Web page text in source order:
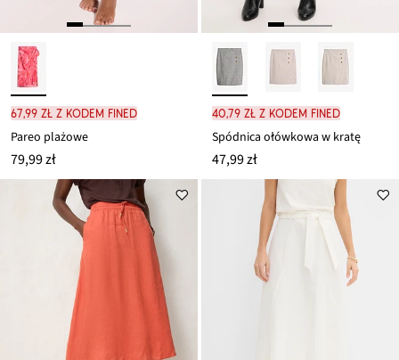
67,99 zł z kodem FINED
Pareo plażowe
79,99 zł
40,79 zł z kodem FINED
Spódnica ołówkowa w kratę
47,99 zł